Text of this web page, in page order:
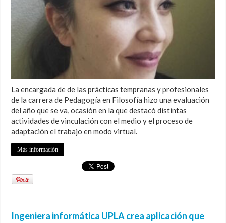
La encargada de de las prácticas tempranas y profesionales
de la carrera de Pedagogía en Filosofía hizo una evaluación
del año que se va, ocasión en la que destacó distintas
actividades de vinculación con el medio y el proceso de
adaptación el trabajo en modo virtual.
Más información
Ingeniera informática UPLA crea aplicación que